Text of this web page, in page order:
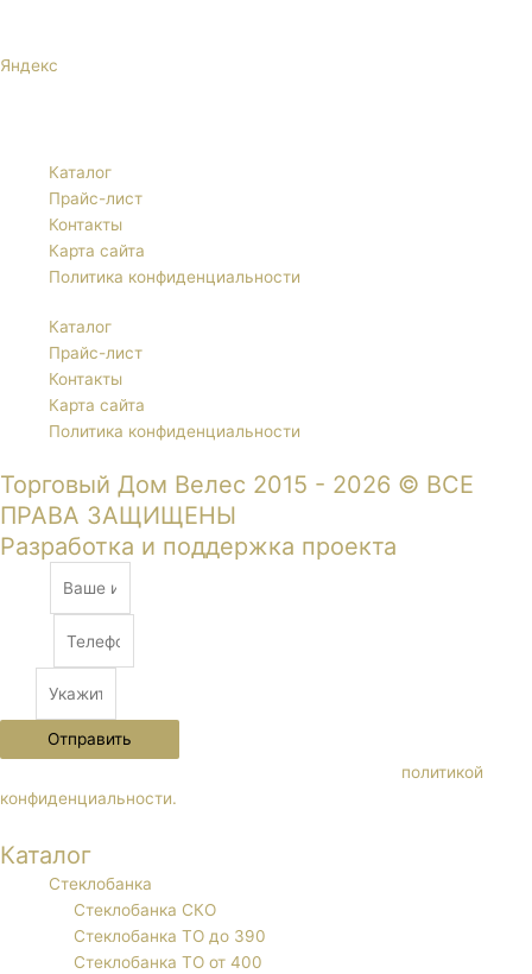
Яндекс
Каталог
Прайс-лист
Контакты
Карта сайта
Политика конфиденциальности
Каталог
Прайс-лист
Контакты
Карта сайта
Политика конфиденциальности
Торговый Дом Велес 2015 - 2026 © ВСЕ
ПРАВА ЗАЩИЩЕНЫ
Разработка и поддержка проекта
Отправить
политикой
конфиденциальности.
Каталог
Стеклобанка
Стеклобанка СКО
Стеклобанка ТО до 390
Стеклобанка ТО от 400